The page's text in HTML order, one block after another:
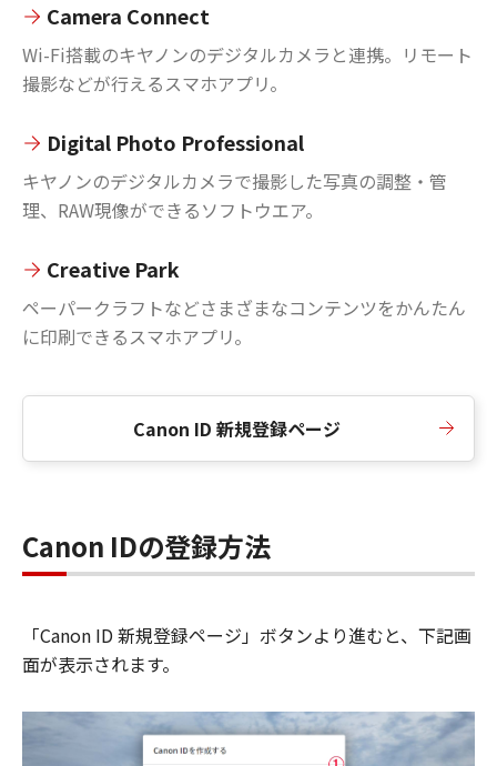
Camera Connect
Wi-Fi搭載のキヤノンのデジタルカメラと連携。リモート
撮影などが行えるスマホアプリ。
Digital Photo Professional
キヤノンのデジタルカメラで撮影した写真の調整・管
理、RAW現像ができるソフトウエア。
Creative Park
ペーパークラフトなどさまざまなコンテンツをかんたん
に印刷できるスマホアプリ。
Canon ID 新規登録ページ
Canon IDの登録方法
「Canon ID 新規登録ページ」ボタンより進むと、下記画
面が表示されます。